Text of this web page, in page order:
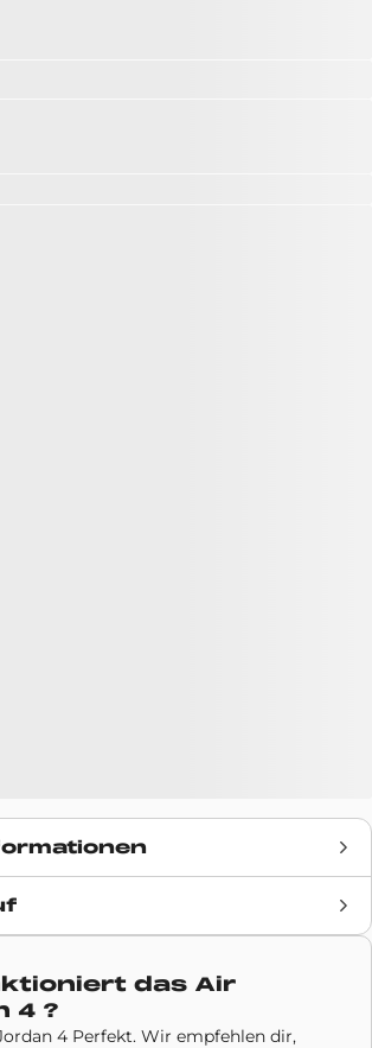
Collaborations ,Nike
das Air
4?
4 Perfekt. Wir empfehlen dir,